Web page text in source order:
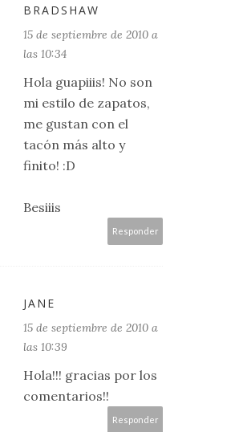
BRADSHAW
15 de septiembre de 2010 a
las 10:34
Hola guapiiis! No son
mi estilo de zapatos,
me gustan con el
tacón más alto y
finito! :D
Besiiis
Responder
JANE
15 de septiembre de 2010 a
las 10:39
Hola!!! gracias por los
comentarios!!
Responder